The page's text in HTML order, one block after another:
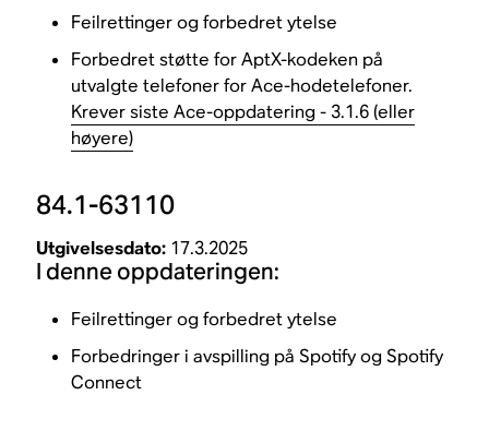
Feilrettinger og forbedret ytelse
Forbedret støtte for AptX-kodeken på
utvalgte telefoner for Ace-hodetelefoner.
Krever siste Ace-oppdatering - 3.1.6 (eller
høyere)
84.1-63110
Utgivelsesdato: 17.3.2025
I denne oppdateringen:
Feilrettinger og forbedret ytelse
Forbedringer i avspilling på Spotify og Spotify
Connect